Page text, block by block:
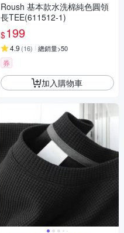
Roush 基本款水洗棉純色圓領
長TEE(611512-1)
$199
4.9 (16) 總銷量>50
券
加入購物車